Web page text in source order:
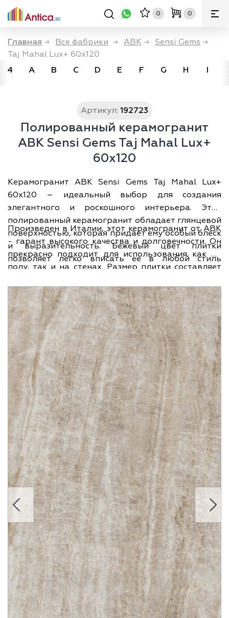
0 0
Главная → Все фабрики → ABK → Sensi Gems →
Taj Mahal Lux+ 60x120
4
A B C D E F G H I
Артикул: 192723
Полированный керамогранит
ABK Sensi Gems Taj Mahal Lux+
60x120
Керамогранит ABK Sensi Gems Taj Mahal Lux+
60x120 – идеальный выбор для создания
элегантного и роскошного интерьера. Этот
полированный керамогранит обладает глянцевой
поверхностью, которая придает ему особый блеск
и выразительность. Бежевый цвет плитки
позволяет легко вписать ее в любой стиль
оформления помещения.
Произведен в Италии, этот керамогранит от ABK
- гарант высокого качества и долговечности. Он
прекрасно подходит для использования как на
полу, так и на стенах. Размер плитки составляет
элегантные поверхности, не требующие большого
количества соединений. Коллекция Sensi Gems
является символом изысканности и красоты, и
превосходно вписывается в любой интерьер. Не
упустите возможность придать вашему
помещению шикарный вид с помощью
керамогранита ABK Sensi Gems Taj Mahal Lux+
60x120.